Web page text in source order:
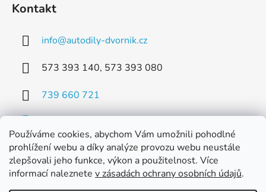
Používáme cookies, abychom Vám umožnili pohodlné
prohlížení webu a díky analýze provozu webu neustále
zlepšovali jeho funkce, výkon a použitelnost. Více
informací naleznete v zásadách ochrany osobních údajů.
Kontakt
info@autodily-dvornik.cz
573 393 140, 573 393 080
739 660 721
Facebook